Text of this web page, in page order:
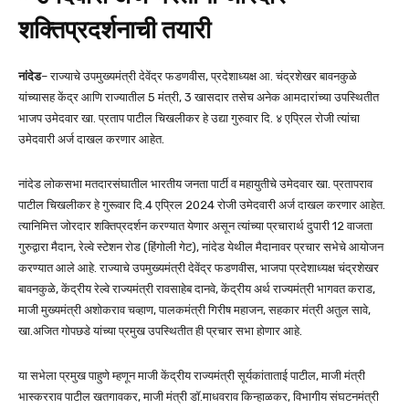
शक्तिप्रदर्शनाची तयारी
नांदेड– राज्याचे उपमुख्यमंत्री देवेंद्र फडणवीस, प्रदेशाध्यक्ष आ. चंद्रशेखर बावनकुळे
यांच्यासह केंद्र आणि राज्यातील 5 मंत्री, 3 खासदार तसेच अनेक आमदारांच्या उपस्थितीत
भाजप उमेदवार खा. प्रताप पाटील चिखलीकर हे उद्या गुरुवार दि. ४ एप्रिल रोजी त्यांचा
उमेदवारी अर्ज दाखल करणार आहेत.
नांदेड लोकसभा मतदारसंघातील भारतीय जनता पार्टी व महायुतीचे उमेदवार खा. प्रतापराव
पाटील चिखलीकर हे गुरूवार दि.4 एप्रिल 2024 रोजी उमेदवारी अर्ज दाखल करणार आहेत.
त्यानिमित्त जोरदार शक्तिप्रदर्शन करण्यात येणार असून त्यांच्या प्रचारार्थ दुपारी 12 वाजता
गुरुद्वारा मैदान, रेल्वे स्टेशन रोड (हिंगोली गेट), नांदेड येथील मैदानावर प्रचार सभेचे आयोजन
करण्यात आले आहे. राज्याचे उपमुख्यमंत्री देवेंद्र फडणवीस, भाजपा प्रदेशाध्यक्ष चंद्रशेखर
बावनकुळे, केंद्रीय रेल्वे राज्यमंत्री रावसाहेब दानवे, केंद्रीय अर्थ राज्यमंत्री भागवत कराड,
माजी मुख्यमंत्री अशोकराव चव्हाण, पालकमंत्री गिरीष महाजन, सहकार मंत्री अतुल सावे,
खा.अजित गोपछडे यांच्या प्रमुख उपस्थितीत ही प्रचार सभा होणार आहे.
या सभेला प्रमुख पाहुणे म्हणून माजी केंद्रीय राज्यमंत्री सूर्यकांताताई पाटील, माजी मंत्री
भास्करराव पाटील खतगावकर, माजी मंत्री डॉ.माधवराव किन्हाळकर, विभागीय संघटनमंत्री